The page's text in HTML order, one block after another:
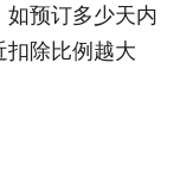
预订多少天内
扣除比例越大